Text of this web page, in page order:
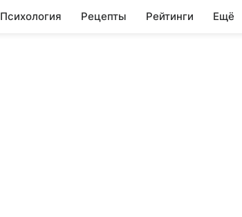
Психология Рецепты Рейтинги Ещё